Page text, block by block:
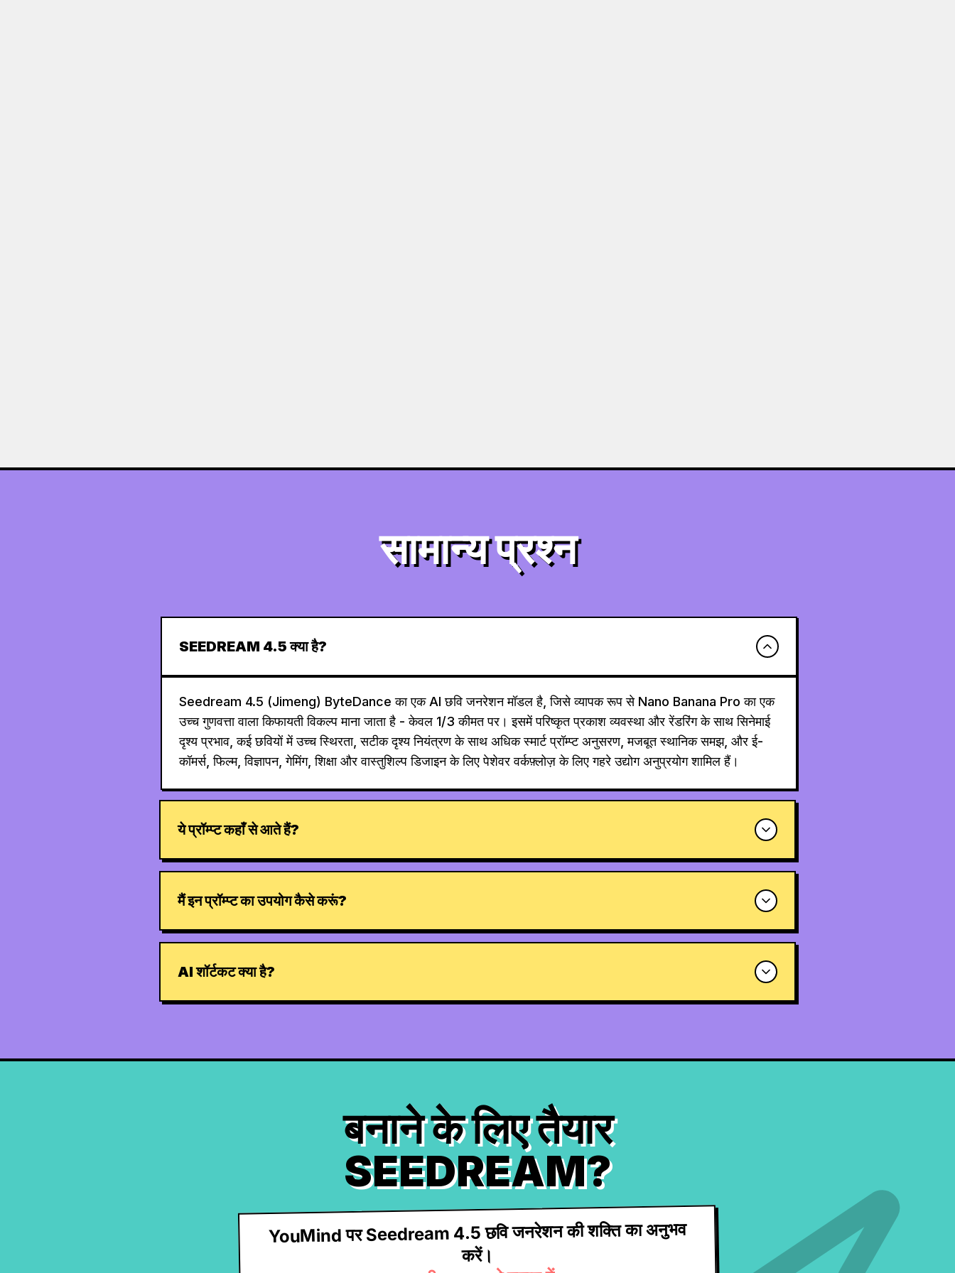
सामान्य प्रश्न
SEEDREAM 4.5 क्या है?
Seedream 4.5 (Jimeng) ByteDance का एक AI छवि जनरेशन मॉडल है, जिसे व्यापक रूप से Nano Banana Pro का एक
उच्च गुणवत्ता वाला किफायती विकल्प माना जाता है - केवल 1/3 कीमत पर। इसमें परिष्कृत प्रकाश व्यवस्था और रेंडरिंग के साथ सिनेमाई
दृश्य प्रभाव, कई छवियों में उच्च स्थिरता, सटीक दृश्य नियंत्रण के साथ अधिक स्मार्ट प्रॉम्प्ट अनुसरण, मजबूत स्थानिक समझ, और ई-
कॉमर्स, फिल्म, विज्ञापन, गेमिंग, शिक्षा और वास्तुशिल्प डिजाइन के लिए पेशेवर वर्कफ़्लोज़ के लिए गहरे उद्योग अनुप्रयोग शामिल हैं।
ये प्रॉम्प्ट कहाँ से आते हैं?
मैं इन प्रॉम्प्ट का उपयोग कैसे करूं?
AI शॉर्टकट क्या है?
बनाने के लिए तैयार
SEEDREAM?
YouMind पर Seedream 4.5 छवि जनरेशन की शक्ति का अनुभव
करें।